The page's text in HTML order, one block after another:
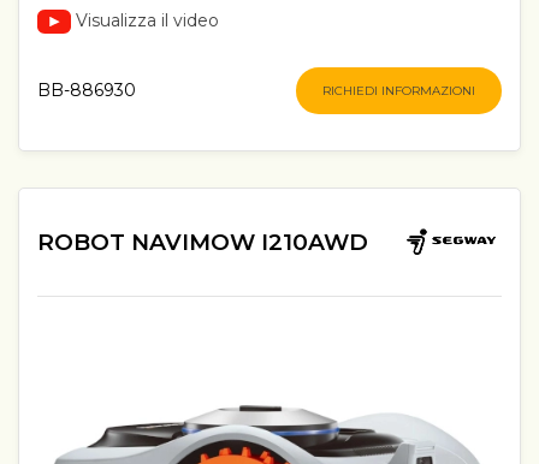
Visualizza il video
BB-886930 RICHIEDI INFORMAZIONI
ROBOT NAVIMOW I210AWD